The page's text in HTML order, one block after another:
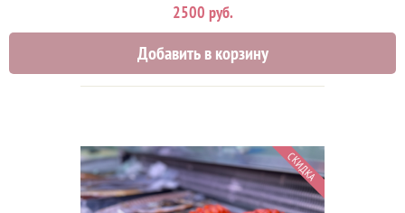
2500 руб.
Добавить в корзину
СКИДКА